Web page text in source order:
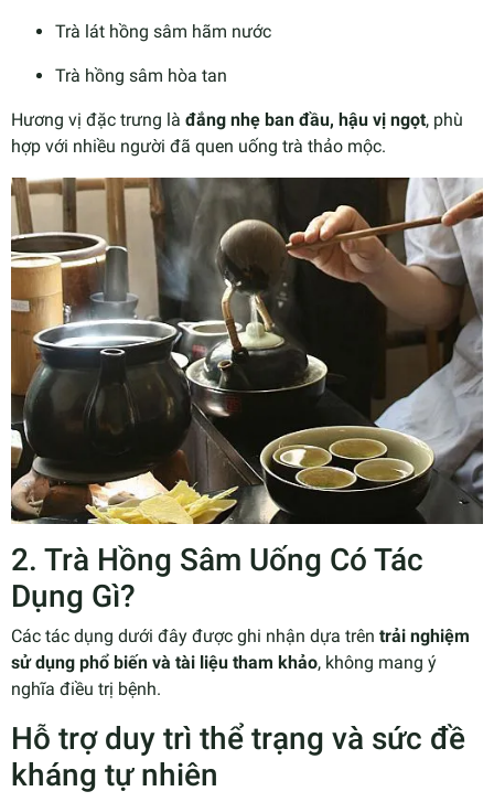
Trà lát hồng sâm hãm nước
Trà hồng sâm hòa tan
Hương vị đặc trưng là đắng nhẹ ban đầu, hậu vị ngọt, phù
hợp với nhiều người đã quen uống trà thảo mộc.
2. Trà Hồng Sâm Uống Có Tác
Dụng Gì?
Các tác dụng dưới đây được ghi nhận dựa trên trải nghiệm
sử dụng phổ biến và tài liệu tham khảo, không mang ý
nghĩa điều trị bệnh.
Hỗ trợ duy trì thể trạng và sức đề
kháng tự nhiên